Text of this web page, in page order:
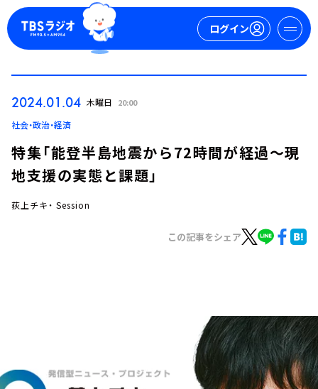
ログイン
会社情報
2024.01.04 木曜日 20:00
社会・政治・経済
特集「能登半島地震から72時間が経過～現
地支援の実態と課題」
荻上チキ・ Session
この記事をシェア